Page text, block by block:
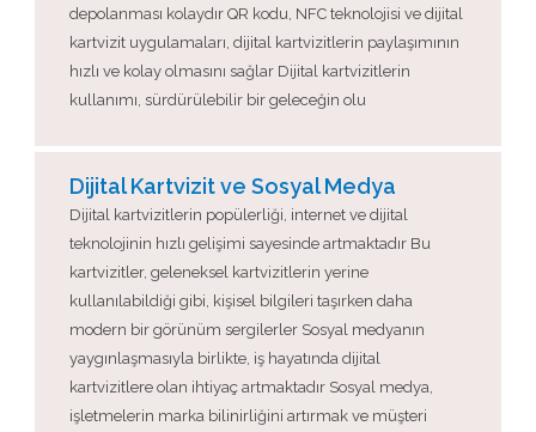
depolanması kolaydır QR kodu, NFC teknolojisi ve dijital
kartvizit uygulamaları, dijital kartvizitlerin paylaşımının
hızlı ve kolay olmasını sağlar Dijital kartvizitlerin
kullanımı, sürdürülebilir bir geleceğin olu
Dijital Kartvizit ve Sosyal Medya
Dijital kartvizitlerin popülerliği, internet ve dijital
teknolojinin hızlı gelişimi sayesinde artmaktadır Bu
kartvizitler, geleneksel kartvizitlerin yerine
kullanılabildiği gibi, kişisel bilgileri taşırken daha
modern bir görünüm sergilerler Sosyal medyanın
yaygınlaşmasıyla birlikte, iş hayatında dijital
kartvizitlere olan ihtiyaç artmaktadır Sosyal medya,
işletmelerin marka bilinirliğini artırmak ve müşteri